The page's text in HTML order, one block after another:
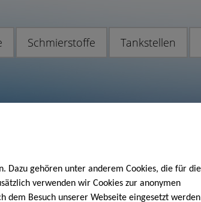
Dazu gehören unter anderem Cookies, die für die
verwenden wir Cookies zur anonymen
dem Besuch unserer Webseite eingesetzt werden
Schmierstoffe Tankstellen